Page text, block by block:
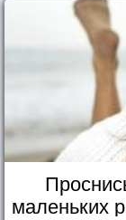
маленьких